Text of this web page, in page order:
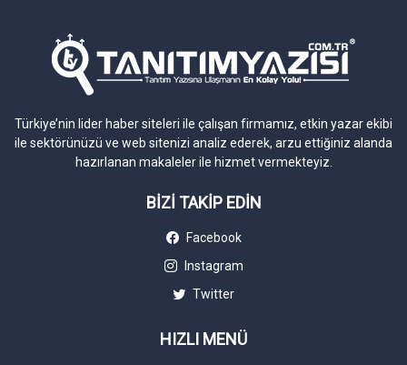
Türkiye’nin lider haber siteleri ile çalışan firmamız, etkin yazar ekibi
ile sektörünüzü ve web sitenizi analiz ederek, arzu ettiğiniz alanda
hazırlanan makaleler ile hizmet vermekteyiz.
BİZİ TAKİP EDİN
Facebook
Instagram
Twitter
HIZLI MENÜ